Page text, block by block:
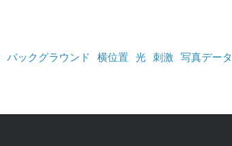
バックグラウンド 横位置 光 刺激 写真データ